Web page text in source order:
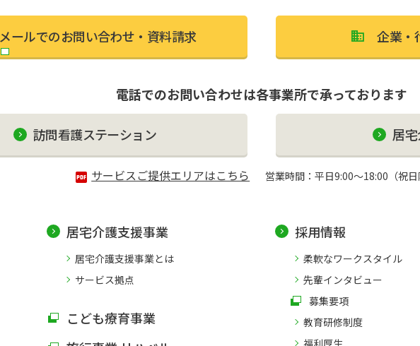
メールでのお問い合わせ・資料請求 企業・
電話でのお問い合わせは各事業所で承っております
訪問看護ステーション 居
サービスご提供エリアはこちら 営業時間：平日9:00〜18:00（祝
居宅介護支援事業
居宅介護支援事業とは
サービス拠点
こども療育事業
採用情報
柔軟なワークスタイル
先輩インタビュー
募集要項
教育研修制度
福利厚生